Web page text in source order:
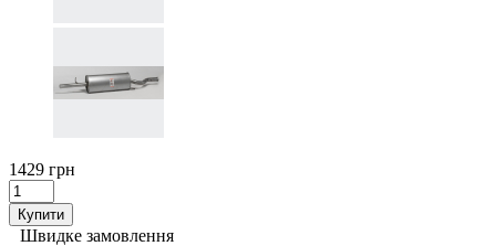
1429 грн
Купити
Швидке замовлення